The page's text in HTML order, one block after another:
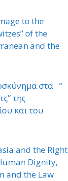
to the
of the
and the
στα ”
της
και του
and the Right
Dignity,
and the Law